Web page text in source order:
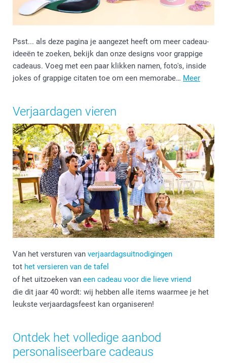
Psst... als deze pagina je aangezet heeft om meer cadeau-
ideeën te zoeken, bekijk dan onze designs voor grappige
cadeaus. Voeg met een paar klikken namen, foto's, inside
jokes of grappige citaten toe om een memorabe… Meer
Verjaardagen vieren
Van het versturen van verjaardagsuitnodigingen
tot het versieren van de tafel
of het uitzoeken van een cadeau voor die lieve vriend
die dit jaar 40 wordt: wij hebben alle items waarmee je het
leukste verjaardagsfeest kan organiseren!
Ontdek het volledige aanbod
personaliseerbare cadeaus